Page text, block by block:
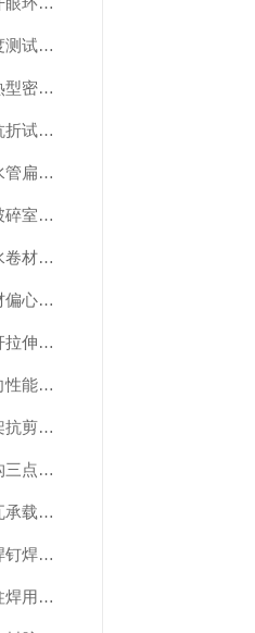
LBTC-271锚盘刚度测试装置夹具
LBTC-270路面加热型密封胶低温拉伸试件夹具
LBTC-269砌墙砖抗折试验夹具
LBTC-268软式透水管扁平耐压力试验压具夹具
LBTC-267支撑剂破碎室测试装置
LBTC-266预铺防水卷材与后浇混凝土剥离强度试验夹具
LBTC-265橡胶片材偏心夹具
LBTC-263手捏杠杆拉伸橡塑夹具
LBTC-262厚度方向性能钢板拉伸试验夹具
LBTC-261钢筋桁架抗剪夹具
LBTC-260夹层结构三点弯曲试验装置夹具
LBTC-259混凝土瓦承载力试验夹具
LBTC-258圆柱头焊钉焊接端拉力试验夹具
LBTC-257电弧螺柱焊用圆柱头焊钉弯曲夹具